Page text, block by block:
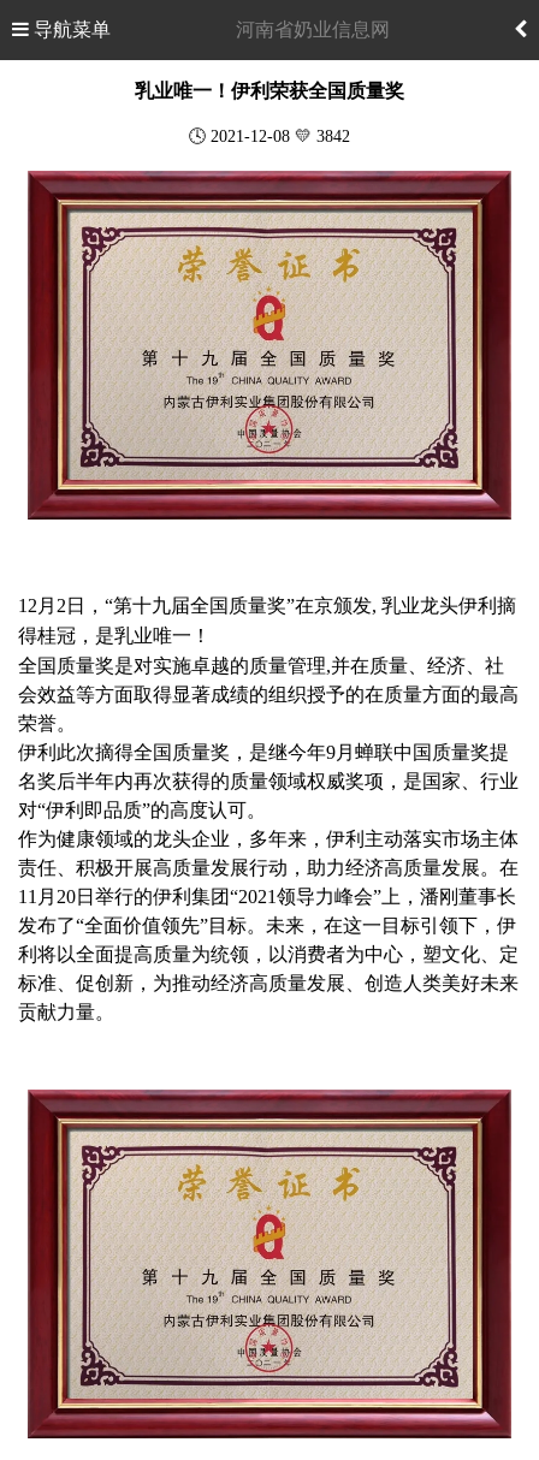
导航菜单 河南省奶业信息网
乳业唯一！伊利荣获全国质量奖
🕓 2021-12-08 💛 3842
12月2日，“第十九届全国质量奖”在京颁发, 乳业龙头伊利摘
得桂冠，是乳业唯一！
全国质量奖是对实施卓越的质量管理,并在质量、经济、社
会效益等方面取得显著成绩的组织授予的在质量方面的最高
荣誉。
伊利此次摘得全国质量奖，是继今年9月蝉联中国质量奖提
名奖后半年内再次获得的质量领域权威奖项，是国家、行业
对“伊利即品质”的高度认可。
作为健康领域的龙头企业，多年来，伊利主动落实市场主体
责任、积极开展高质量发展行动，助力经济高质量发展。在
11月20日举行的伊利集团“2021领导力峰会”上，潘刚董事长
发布了“全面价值领先”目标。未来，在这一目标引领下，伊
利将以全面提高质量为统领，以消费者为中心，塑文化、定
标准、促创新，为推动经济高质量发展、创造人类美好未来
贡献力量。